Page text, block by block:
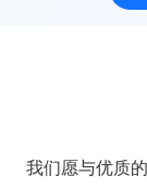
我们愿与优质